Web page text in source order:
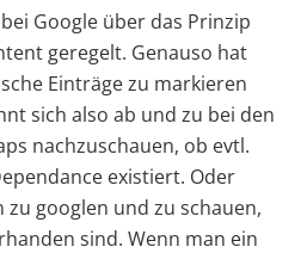
Google über das Prinzip
geregelt. Genauso hat
Einträge zu markieren
sich also ab und zu bei den
nachzuschauen, ob evtl.
existiert. Oder
googlen und zu schauen,
sind. Wenn man ein